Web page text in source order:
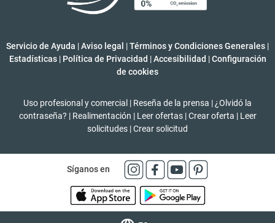
Servicio de Ayuda |Aviso legal |Términos y Condiciones Generales |
Estadísticas | Política de Privacidad | Accesibilidad | Configuración
de cookies
Uso profesional y comercial | Reseña de la prensa | ¿Olvidó la
contraseña? | Realimentación | Leer ofertas | Crear oferta | Leer
solicitudes |Crear solicitud
Síganos en